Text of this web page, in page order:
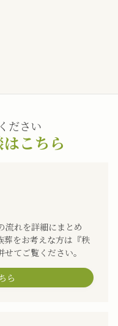
ださい
こちら
流れを詳細にまとめ
葬をお考えな方は『秩
てご覧ください。
ら